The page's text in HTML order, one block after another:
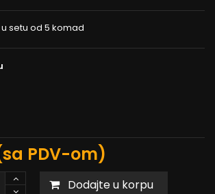
setu od 5 komad
PDV-om)
Dodajte u korpu